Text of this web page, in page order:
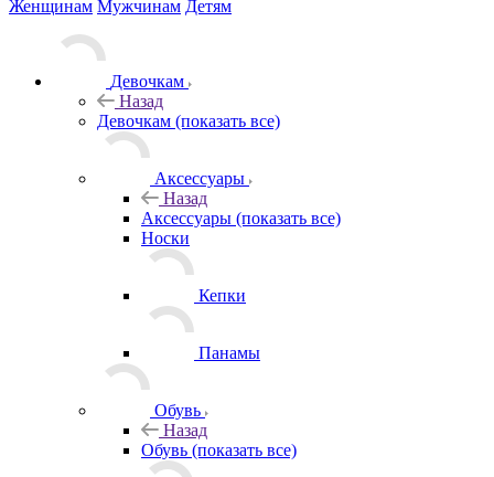
Женщинам Мужчинам Детям
Девочкам
Назад
Девочкам (показать все)
Аксессуары
Назад
Аксессуары (показать все)
Носки
Кепки
Панамы
Обувь
Назад
Обувь (показать все)